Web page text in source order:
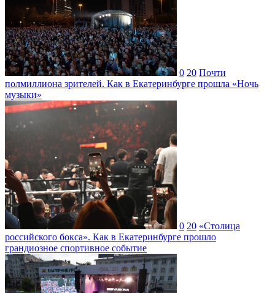
0 20 Почти
полмиллиона зрителей. Как в Екатеринбурге прошла «Ночь
музыки»
0 20 «Столица
российского бокса». Как в Екатеринбурге прошло
грандиозное спортивное событие